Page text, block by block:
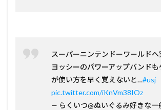
スーパーニンテンドーワールドへ
ヨッシーのパワーアップバンド
が使い方を早く覚えないと…#usj
pic.twitter.com/iKnVm38IOz
— らくいつ@ぬいぐるみ好きな一